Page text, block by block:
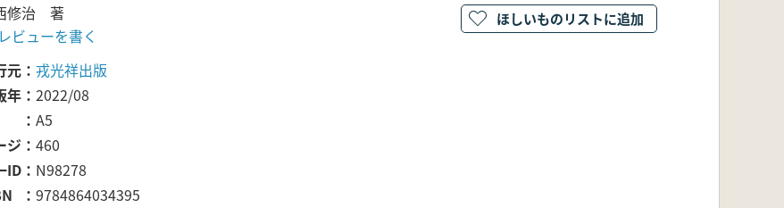
修治 著
レビューを書く
元
戎光祥出版
年
2022/08
A5
ジ
460
ID
N98278
9784864034395
ほしいものリストに追加